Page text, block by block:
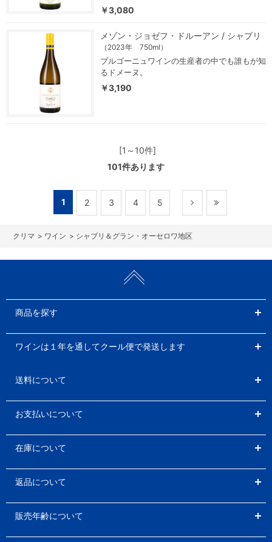
￥3,080
メゾン・ジョゼフ・ドルーアン / シャブリ
（2023年 750ml）
ブルゴーニュワインの生産者の中でも誰もが知
るドメーヌ。
￥3,190
[1～10件]
101件あります
1 2 3 4 5
> ワイン > シャブリ＆グラン・オーセロワ地区
商品を探す
ワインは１年を通してクール便で発送します
送料について
お支払いについて
在庫について
返品について
販売年齢について